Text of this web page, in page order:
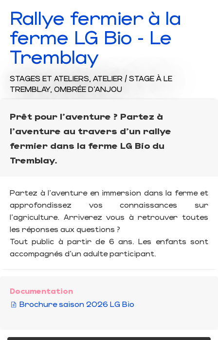
Rallye fermier à la
ferme LG Bio - Le
Tremblay
STAGES ET ATELIERS, ATELIER / STAGE À LE
TREMBLAY, OMBRÉE D'ANJOU
Prêt pour l'aventure ? Partez à
l'aventure au travers d'un rallye
fermier dans la ferme LG Bio du
Tremblay.
Partez à l'aventure en immersion dans la ferme et
approfondissez vos connaissances sur
l'agriculture. Arriverez vous à retrouver toutes
les réponses aux questions ?
Tout public à partir de 6 ans. Les enfants sont
accompagnés d'un adulte participant.
Documentation
Brochure saison 2026 LG Bio